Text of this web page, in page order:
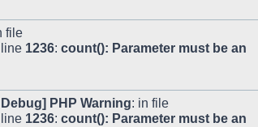
file
1236: count(): Parameter must be an
PHP Warning: in file
1236: count(): Parameter must be an